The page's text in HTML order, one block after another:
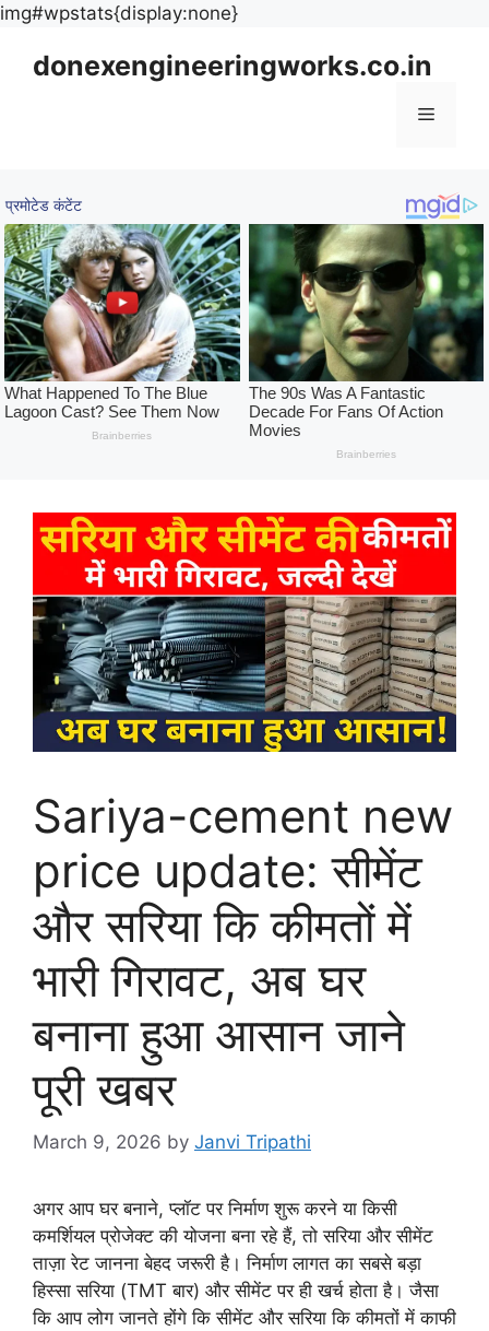
img#wpstats{display:none}Skip
content
donexengineeringworks.co.in
Menu
Sariya-cement new
price update: सीमेंट
और सरिया कि कीमतों में
भारी गिरावट, अब घर
बनाना हुआ आसान जाने
पूरी खबर
March 9, 2026 by Janvi Tripathi
अगर आप घर बनाने, प्लॉट पर निर्माण शुरू करने या किसी
कमर्शियल प्रोजेक्ट की योजना बना रहे हैं, तो सरिया और सीमेंट
ताज़ा रेट जानना बेहद जरूरी है। निर्माण लागत का सबसे बड़ा
हिस्सा सरिया (TMT बार) और सीमेंट पर ही खर्च होता है। जैसा
कि आप लोग जानते होंगे कि सीमेंट और सरिया कि कीमतों में काफी